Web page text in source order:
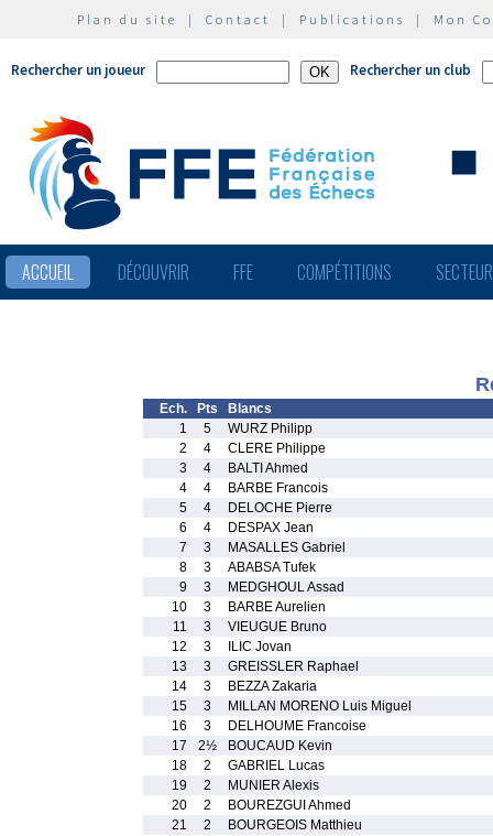
Plan du site | Contact | Publications | Mon
Rechercher un joueur Rechercher un club
ACCUEIL DÉCOUVRIR FFE COMPÉTITIONS
Ech. Pts
Blancs
1
5
WURZ Philipp
2
4
CLERE Philippe
3
4
BALTI Ahmed
4
4
BARBE Francois
5
4
DELOCHE Pierre
6
4
DESPAX Jean
7
3
MASALLES Gabriel
8
3
ABABSA Tufek
9
3
MEDGHOUL Assad
10
3
BARBE Aurelien
11
3
VIEUGUE Bruno
12
3
ILIC Jovan
13
3
GREISSLER Raphael
14
3
BEZZA Zakaria
15
3
MILLAN MORENO Luis Miguel
16
3
DELHOUME Francoise
17
2½
BOUCAUD Kevin
18
2
GABRIEL Lucas
19
2
MUNIER Alexis
20
2
BOUREZGUI Ahmed
21
2
BOURGEOIS Matthieu